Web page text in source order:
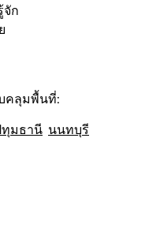
จัก
คลุมพื้นที่:
มธานี นนทบุรี